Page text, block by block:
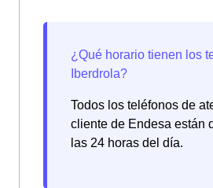
Todos los teléfonos de
cliente de Endesa están
las 24 horas del día.